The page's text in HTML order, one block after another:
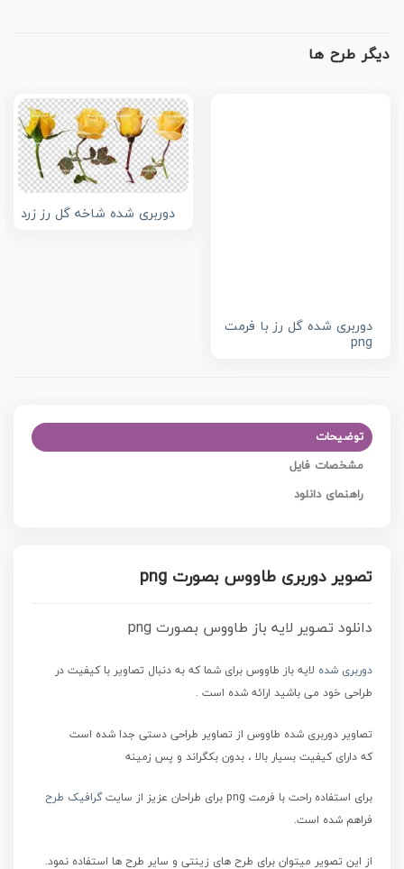
دیگر طرح ها
دوربری شده گل رز با فرمت
png
دوربری شده شاخه گل رز زرد
توضیحات
مشخصات فایل
راهنمای دانلود
تصویر دوربری طاووس بصورت png
دانلود تصویر لایه باز طاووس بصورت png
دوربری شده لایه باز طاووس برای شما که به دنبال تصاویر با کیفیت در
طراحی خود می باشید ارائه شده است .
تصاویر دوربری شده طاووس از تصاویر طراحی دستی جدا شده است
که دارای کیفیت بسیار بالا ، بدون بکگراند و پس زمینه
برای استفاده راحت با فرمت png برای طراحان عزیز از سایت
گرافیک طرح
فراهم شده است.
از این تصویر میتوان برای طرح های زینتی و سایر طرح ها استفاده نمود.